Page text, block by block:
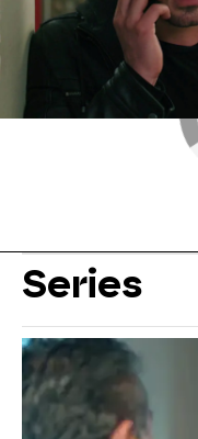
Series